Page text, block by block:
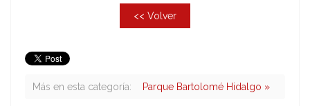
<< Volver
Más en esta categoría: Parque Bartolomé Hidalgo »